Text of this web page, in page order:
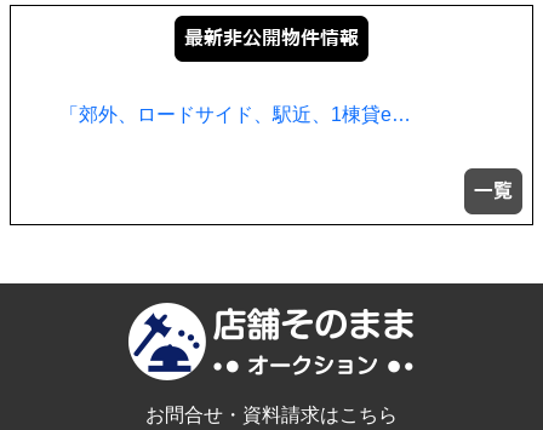
「郊外、ロードサイド、駅近、1棟貸e…
お問合せ・資料請求はこちら